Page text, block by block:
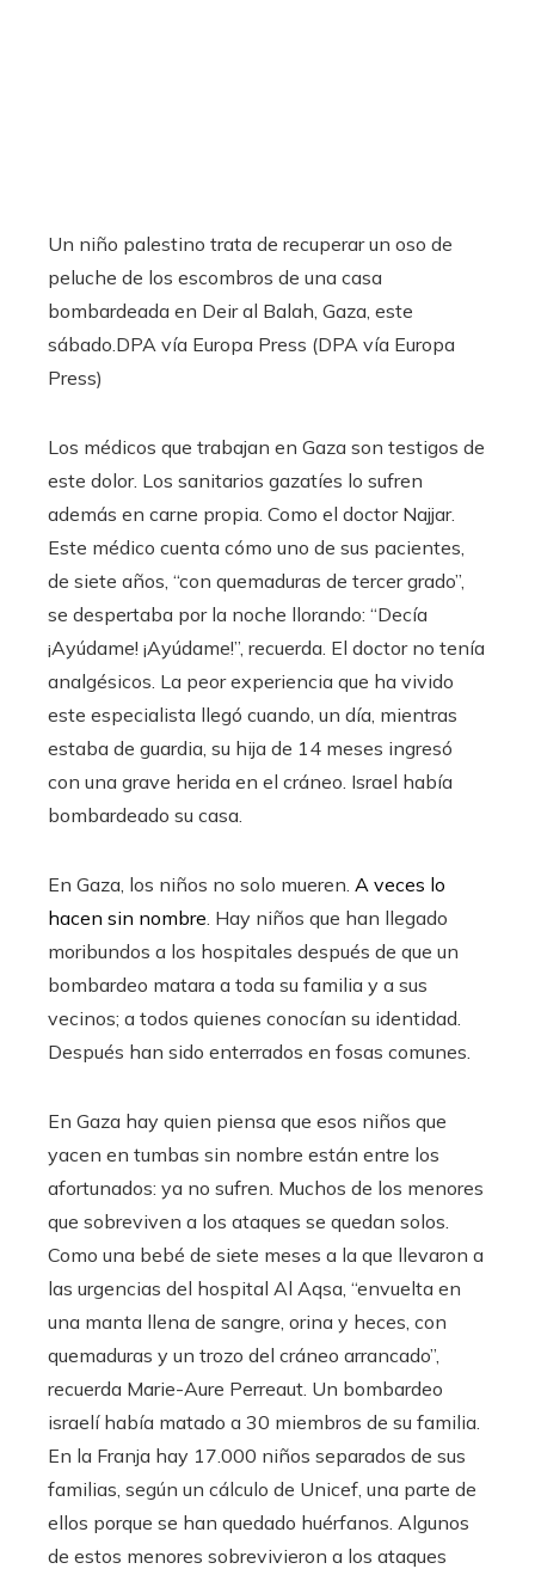
Un niño palestino trata de recuperar un oso de
peluche de los escombros de una casa
bombardeada en Deir al Balah, Gaza, este
sábado. DPA vía Europa Press (DPA vía Europa
Press)
Los médicos que trabajan en Gaza son testigos de
este dolor. Los sanitarios gazatíes lo sufren
además en carne propia. Como el doctor Najjar.
Este médico cuenta cómo uno de sus pacientes,
de siete años, “con quemaduras de tercer grado”,
se despertaba por la noche llorando: “Decía
¡Ayúdame! ¡Ayúdame!”, recuerda. El doctor no tenía
analgésicos. La peor experiencia que ha vivido
este especialista llegó cuando, un día, mientras
estaba de guardia, su hija de 14 meses ingresó
con una grave herida en el cráneo. Israel había
bombardeado su casa.
En Gaza, los niños no solo mueren. A veces lo
hacen sin nombre . Hay niños que han llegado
moribundos a los hospitales después de que un
bombardeo matara a toda su familia y a sus
vecinos; a todos quienes conocían su identidad.
Después han sido enterrados en fosas comunes.
En Gaza hay quien piensa que esos niños que
yacen en tumbas sin nombre están entre los
afortunados: ya no sufren. Muchos de los menores
que sobreviven a los ataques se quedan solos.
Como una bebé de siete meses a la que llevaron a
las urgencias del hospital Al Aqsa, “envuelta en
una manta llena de sangre, orina y heces, con
quemaduras y un trozo del cráneo arrancado”,
recuerda Marie-Aure Perreaut. Un bombardeo
israelí había matado a 30 miembros de su familia.
En la Franja hay 17.000 niños separados de sus
familias, según un cálculo de Unicef, una parte de
ellos porque se han quedado huérfanos. Algunos
de estos menores sobrevivieron a los ataques